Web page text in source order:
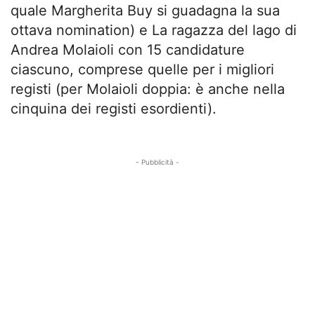
quale Margherita Buy si guadagna la sua
ottava nomination) e La ragazza del lago di
Andrea Molaioli con 15 candidature
ciascuno, comprese quelle per i migliori
registi (per Molaioli doppia: è anche nella
cinquina dei registi esordienti).
- Pubblicità -